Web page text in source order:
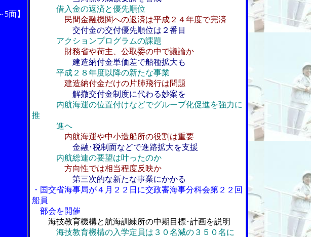
5面】
借入金の返済と優先順位
民間金融機関への返済は平成２４年度で完済
交付金の交付優先順位は２番目
アクションプログラムの課題
財務省や荷主、公取委の中で議論か
建造納付金単価差で船種拡大も
平成２８年度以降の新たな事業
建造納付金だけの片肺飛行は問題
解撤交付金制度に代わる妙案を
内航海運の位置付けなどでグループ化促進を強力に
推
進へ
内航海運や中小造船所の役割は重要
金融･税制面などで進路拡大を支援
内航総連の要望は叶ったのか
方向性では相当程度反映か
第三次的な新たな事業にかかる
・国交省海事局が４月２２日に交政審海事分科会第２２回
船員
部会を開催
海技教育機構と航海訓練所の中期目標･計画を説明
海技教育機構の入学定員は３０名減の３５０名に